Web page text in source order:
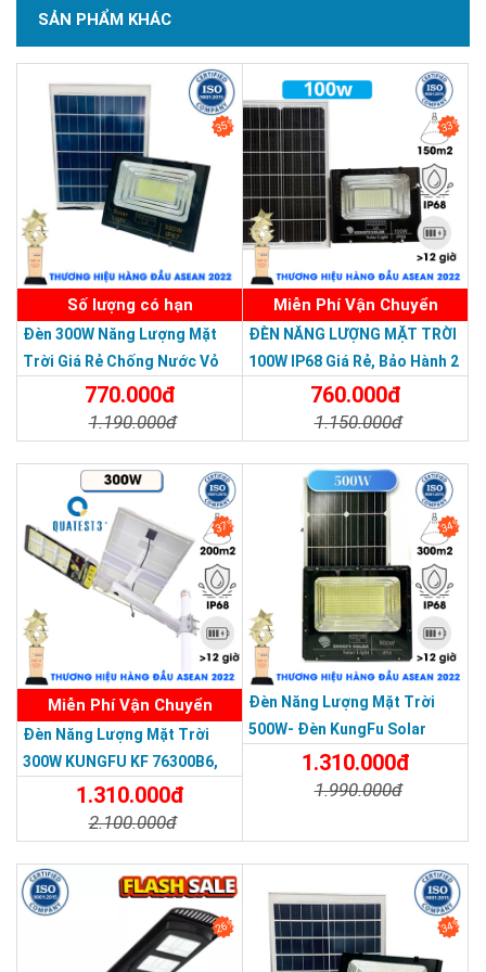
Điều khiển từ xa
Nếu quý khách hàng không muốn đèn tự động hoạt động thì
có thể sử dụng remote điều khiển từ xa với các chức năng là:
tăng/giảm độ sáng, bật/tắt đèn, hẹn giờ sử dụng sau 3/5/8 giờ
rất tiện lợi. Khoảng cách điều khiển có thể lên đến 10m ở điều
kiện lý tưởng.
SẢN PHẨM DỊCH VỤ CHẤT LƯỢNG ASEAN 2019
Thương hiệu dẫn đầu Việt Nam 2023
SẢN PHẨM KHÁC
35%
Số lượng có hạn
Đèn 300W Năng Lượng Mặt
Trời Giá Rẻ Chống Nước Vỏ
Nhôm Đúc770.000đ
1.190.000đ
33%
Miễn Phí Vận Chuyển
ĐÈN NĂNG LƯỢNG MẶT TRỜI
100W IP68 Giá Rẻ, Bảo Hành 2
760.000đ
1.150.000đ
37%
Miễn Phí Vận Chuyển
Đèn Năng Lượng Mặt Trời
300W KUNGFU KF 76300B6,
IP68, Bảng Giá 2026
1.310.000đ
2.100.000đ
34%
Đèn Năng Lượng Mặt Trời
500W- Đèn KungFu Solar
Năng Lượng Mặt Trời 500W,IP
67 Loại Lớn
1.310.000đ
1.990.000đ
26% 34%